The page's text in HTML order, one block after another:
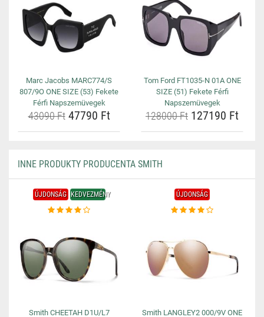
Marc Jacobs MARC774/S
807/9O ONE SIZE (53) Fekete
Férfi Napszemüvegek
43090 Ft47790 Ft
Tom Ford FT1035-N 01A ONE
SIZE (51) Fekete Férfi
Napszemüvegek
128000 Ft 127190 Ft
INNE PRODUKTY PRODUCENTA SMITH
ÚJDONSÁG KEDVEZMÉNY
Smith CHEETAH D1U/L7
ÚJDONSÁG
Smith LANGLEY2 000/9V ONE